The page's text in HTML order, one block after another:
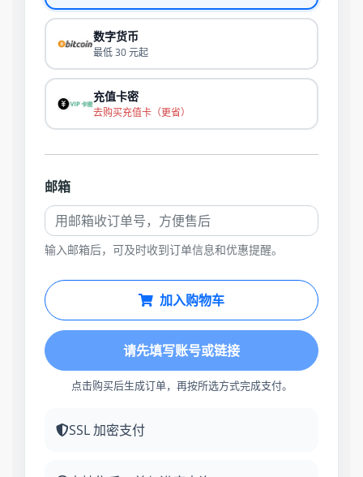
数字货币
最低 30 元起
充值卡密
去购买充值卡（更省）
邮箱
输入邮箱后，可及时收到订单信息和优惠提醒。
加入购物车
请先填写账号或链接
点击购买后生成订单，再按所选方式完成支付。
SSL 加密支付